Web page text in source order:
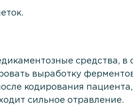
средства,
выработку
кодирования
сильное отравление.